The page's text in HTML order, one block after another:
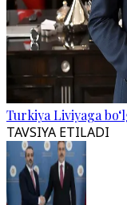
Turkiya Liviyaga
TAVSIYA ETILADI